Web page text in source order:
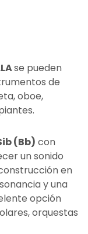
se pueden
de
oboe,
(Bb) con
un sonido
en
y una
opción
orquestas